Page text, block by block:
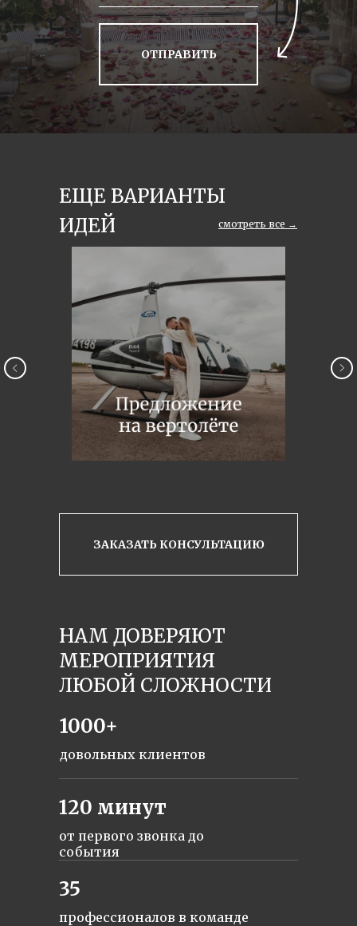
ОТПРАВИТЬ
ЕЩЕ ВАРИАНТЫ
ИДЕЙ
смотреть все →
ЗАКАЗАТЬ КОНСУЛЬТАЦИЮ
НАМ ДОВЕРЯЮТ
МЕРОПРИЯТИЯ
ЛЮБОЙ СЛОЖНОСТИ
1000+
довольных клиентов
120 минут
от первого звонка до
события
35
профессионалов в команде